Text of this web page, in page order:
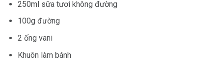
250ml sữa tươi không đường
100g đường
2 ống vani
Khuôn làm bánh